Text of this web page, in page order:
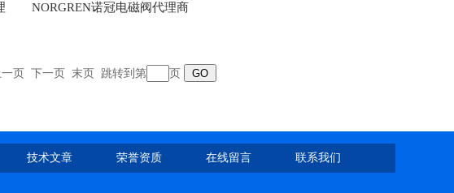
NORGREN诺冠电磁阀代理商
一页 下一页 末页 跳转到第 页
技术文章 荣誉资质 在线留言 联系我们